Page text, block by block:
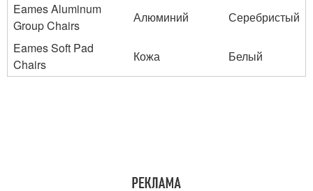
Eames Aluminum
Group Chairs
Алюминий
Серебристый
Eames Soft Pad
Chairs
Кожа Белый